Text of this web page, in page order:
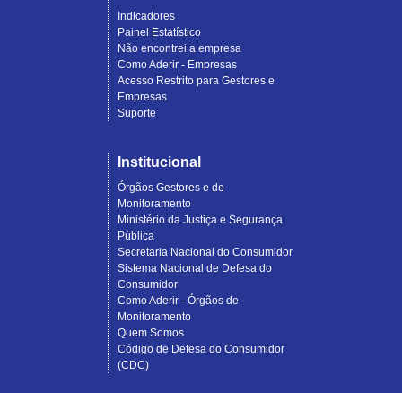
Indicadores
Painel Estatístico
Não encontrei a empresa
Como Aderir - Empresas
Acesso Restrito para Gestores e
Empresas
Suporte
Institucional
Órgãos Gestores e de
Monitoramento
Ministério da Justiça e Segurança
Pública
Secretaria Nacional do Consumidor
Sistema Nacional de Defesa do
Consumidor
Como Aderir - Órgãos de
Monitoramento
Quem Somos
Código de Defesa do Consumidor
(CDC)